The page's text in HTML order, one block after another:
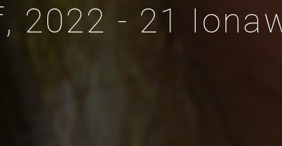
2022 - 21